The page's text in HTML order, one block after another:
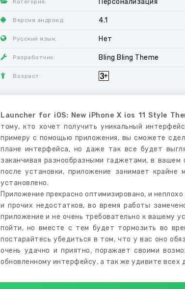
Категория: Персонализация
Версия андроид: 4.1
Русский язык: Нет
Разработчик: Bling Bling Theme
Возраст:
Launcher for iOS: New iPhone X ios 11 Style
тому, кто хочет получить уникальный
примеру с помощью приложения, вы сможете
плане интерфейса, но даже так все будет
заканчивая разнообразными гаджетами, в
после установки, приложение занимает
установлено.
Приложение прекрасно оптимизировано, и
и прочих недостатков, во время работы
приложение и не очень требовательно к вашему
пойти, но вместе с тем будет тормозить во
постарайтесь убедиться в том, что у вас оно
очень удачно и приятно, поражает своими
обновленному интерфейсу, а так же удивите